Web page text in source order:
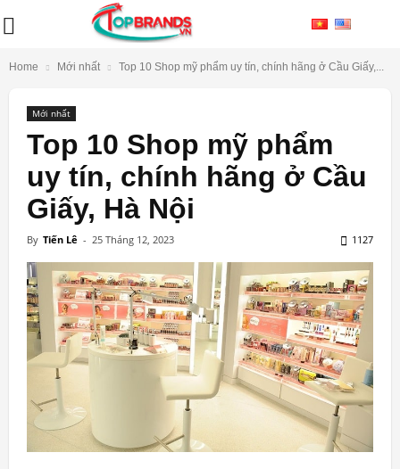
Home Mới nhất Top 10 Shop mỹ phẩm uy tín, chính hãng ở Cầu Giấy,...
Mới nhất
Top 10 Shop mỹ phẩm
uy tín, chính hãng ở Cầu
Giấy, Hà Nội
By Tiến Lê - 25 Tháng 12, 2023 1127